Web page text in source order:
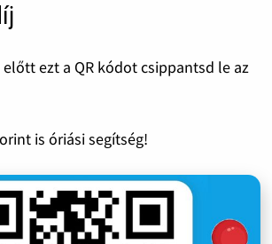
előtt ezt a QR kódot csippantsd le az
is óriási segítség!